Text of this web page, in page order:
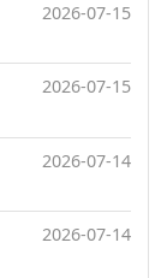
2026-07-15
2026-07-15
2026-07-14
2026-07-14